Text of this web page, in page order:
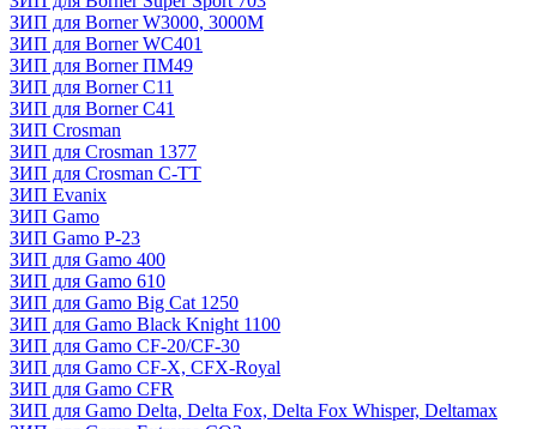
ЗИП для Borner W3000, 3000М
ЗИП для Borner WC401
ЗИП для Borner ПМ49
ЗИП для Borner С11
ЗИП для Borner С41
ЗИП Crosman
ЗИП для Crosman 1377
ЗИП для Crosman C-TT
ЗИП Evanix
ЗИП Gamo
ЗИП Gamo P-23
ЗИП для Gamo 400
ЗИП для Gamo 610
ЗИП для Gamo Big Cat 1250
ЗИП для Gamo Black Knight 1100
ЗИП для Gamo CF-20/CF-30
ЗИП для Gamo CF-X, CFX-Royal
ЗИП для Gamo CFR
ЗИП для Gamo Delta, Delta Fox, Delta Fox Whisper, Deltamax